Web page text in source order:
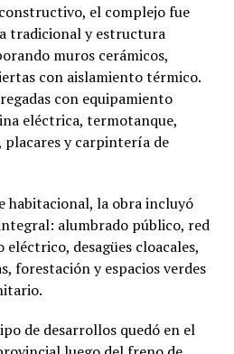
el complejo fue
tradicional y estructura
muros cerámicos,
con aislamiento térmico.
con equipamiento
eléctrica, termotanque,
placares y carpintería de
habitacional, la obra incluyó
alumbrado público, red
desagües cloacales,
forestación y espacios verdes
de desarrollos quedó en el